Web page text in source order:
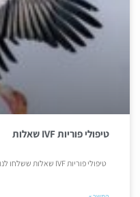
טיפולי פוריות IVF שאלות
טיפולי פוריות IVF שאלות ששלחו לנו מטופלות ובחרנו לענות על